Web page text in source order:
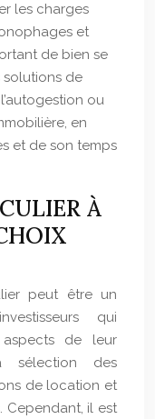
les charges
et
de bien se
solutions de
ou
en
et de son temps
À
peut être un
qui
de leur
sélection des
de location et
Cependant, il est